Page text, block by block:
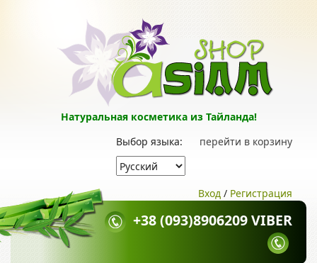
Натуральная косметика из Тайланда!
перейти в корзину
Выбор языка:
Вход / Регистрация
+38 (093)8906209 VIBER